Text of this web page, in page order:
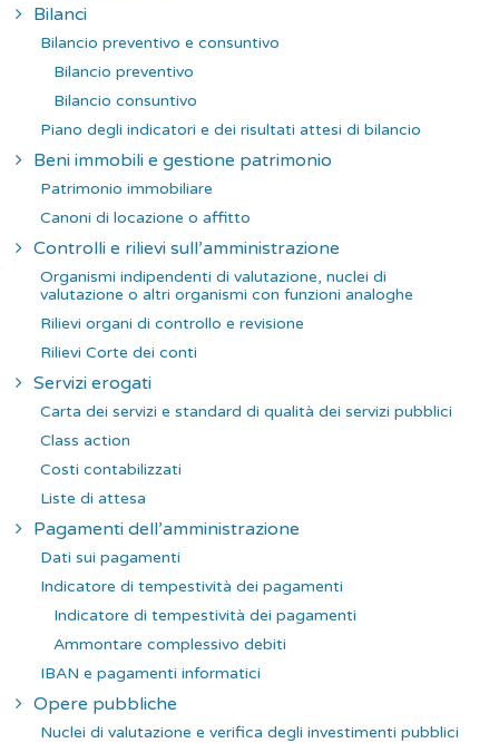
Bilanci
Bilancio preventivo e consuntivo
Bilancio preventivo
Bilancio consuntivo
Piano degli indicatori e dei risultati attesi di bilancio
Beni immobili e gestione patrimonio
Patrimonio immobiliare
Canoni di locazione o affitto
Controlli e rilievi sull’amministrazione
Organismi indipendenti di valutazione, nuclei di
valutazione o altri organismi con funzioni analoghe
Rilievi organi di controllo e revisione
Rilievi Corte dei conti
Servizi erogati
Carta dei servizi e standard di qualità dei servizi pubblici
Class action
Costi contabilizzati
Liste di attesa
Pagamenti dell’amministrazione
Dati sui pagamenti
Indicatore di tempestività dei pagamenti
Indicatore di tempestività dei pagamenti
Ammontare complessivo debiti
IBAN e pagamenti informatici
Opere pubbliche
Nuclei di valutazione e verifica degli investimenti pubblici